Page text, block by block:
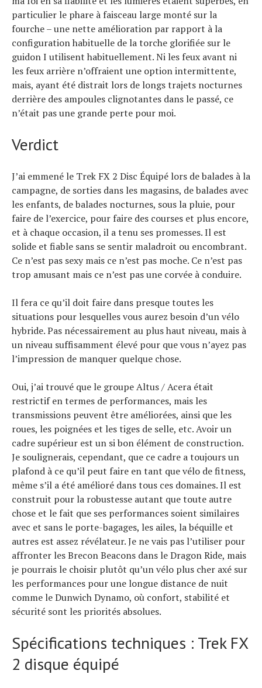
particulier le phare à faisceau large monté sur la
fourche – une nette amélioration par rapport à la
configuration habituelle de la torche glorifiée sur le
guidon I utilisent habituellement. Ni les feux avant ni
les feux arrière n’offraient une option intermittente,
mais, ayant été distrait lors de longs trajets nocturnes
derrière des ampoules clignotantes dans le passé, ce
n’était pas une grande perte pour moi.
Verdict
J’ai emmené le Trek FX 2 Disc Équipé lors de balades à la
campagne, de sorties dans les magasins, de balades avec
les enfants, de balades nocturnes, sous la pluie, pour
faire de l’exercice, pour faire des courses et plus encore,
et à chaque occasion, il a tenu ses promesses. Il est
solide et fiable sans se sentir maladroit ou encombrant.
Ce n’est pas sexy mais ce n’est pas moche. Ce n’est pas
trop amusant mais ce n’est pas une corvée à conduire.
Il fera ce qu’il doit faire dans presque toutes les
situations pour lesquelles vous aurez besoin d’un vélo
hybride. Pas nécessairement au plus haut niveau, mais à
un niveau suffisamment élevé pour que vous n’ayez pas
l’impression de manquer quelque chose.
Oui, j’ai trouvé que le groupe Altus / Acera était
restrictif en termes de performances, mais les
transmissions peuvent être améliorées, ainsi que les
roues, les poignées et les tiges de selle, etc. Avoir un
cadre supérieur est un si bon élément de construction.
Je soulignerais, cependant, que ce cadre a toujours un
plafond à ce qu’il peut faire en tant que vélo de fitness,
même s’il a été amélioré dans tous ces domaines. Il est
construit pour la robustesse autant que toute autre
chose et le fait que ses performances soient similaires
avec et sans le porte-bagages, les ailes, la béquille et
autres est assez révélateur. Je ne vais pas l’utiliser pour
affronter les Brecon Beacons dans le Dragon Ride, mais
je pourrais le choisir plutôt qu’un vélo plus cher axé sur
les performances pour une longue distance de nuit
comme le Dunwich Dynamo, où confort, stabilité et
sécurité sont les priorités absolues.
Spécifications techniques : Trek FX
2 disque équipé